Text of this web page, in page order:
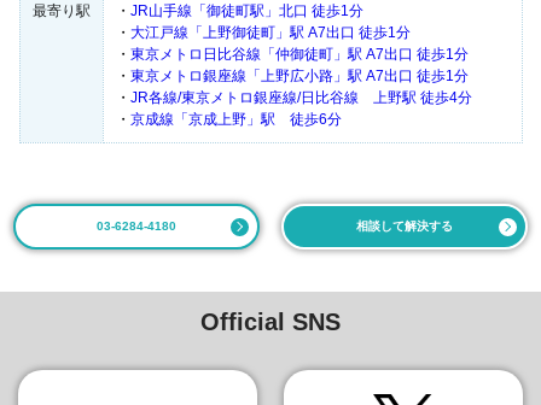
最寄り駅
・ JR山手線「御徒町駅」北口 徒歩1分
・ 大江戸線「上野御徒町」駅 A7出口 徒歩1分
・ 東京メトロ日比谷線「仲御徒町」駅 A7出口 徒歩1分
・ 東京メトロ銀座線「上野広小路」駅 A7出口 徒歩1分
・ JR各線/東京メトロ銀座線/日比谷線 上野駅 徒歩4分
・ 京成線「京成上野」駅 徒歩6分
03-6284-4180 相談して解決する
Official SNS